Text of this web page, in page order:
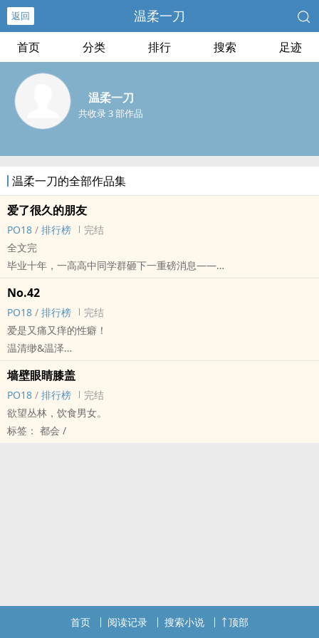
返回 温柔一刀
首页 分类 排行 搜索 足迹
温柔一刀
共收录 3 部作品
温柔一刀的全部作品集
爱了很久的朋友
PO18 / 排行榜
完结
全文完
毕业十年，一高高中同学群砸下一重磅消息——
朋友问宋柠心：“你跟时北算什幺？”
宋柠心想了想：“算爱了很久的朋友。”
朋友不解：“很久？那你跟任清扬在一起这幺多年，算什幺？”
宋柠心无言以对：“算什幺……算我出轨行了吧！”
朋友癫狂：“来来来，说说看，把咱一高两个校草都睡了！感觉如
何？”
宋柠心心虚：“有点荣幸，也有点倒霉。”
标签： 简体版 / BG / 都会 /
No.42
PO18 / 排行榜
完结
爱是又痛又痒的性癖！
温清缈&温泽
标签： 简体版 / 都会 /
墙壁眼睛膝盖
PO18 / 排行榜
完结
欲望丛林，饮食男女。
标签： 都会 /
首页 阅读记录 搜索小说 顶部